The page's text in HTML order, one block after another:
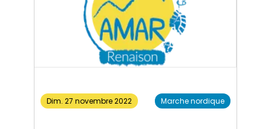
Dim. 27 novembre 2022 Marche nordique